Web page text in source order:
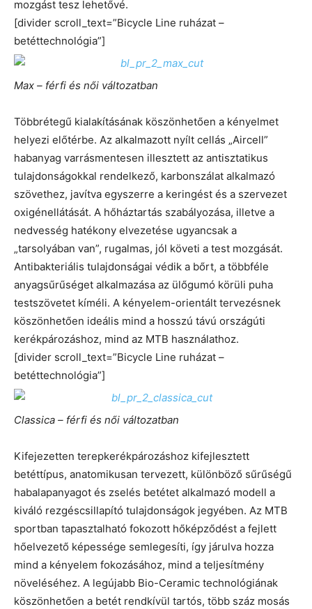
mozgást tesz lehetővé.
[divider scroll_text=”Bicycle Line ruházat –
betéttechnológia”]
Max – férfi és női változatban
Többrétegű kialakításának köszönhetően a kényelmet
helyezi előtérbe. Az alkalmazott nyílt cellás „Aircell”
habanyag varrásmentesen illesztett az antisztatikus
tulajdonságokkal rendelkező, karbonszálat alkalmazó
szövethez, javítva egyszerre a keringést és a szervezet
oxigénellátását. A hőháztartás szabályozása, illetve a
nedvesség hatékony elvezetése ugyancsak a
„tarsolyában van”, rugalmas, jól követi a test mozgását.
Antibakteriális tulajdonságai védik a bőrt, a többféle
anyagsűrűséget alkalmazása az ülőgumó körüli puha
testszövetet kíméli. A kényelem-orientált tervezésnek
köszönhetően ideális mind a hosszú távú országúti
kerékpározáshoz, mind az MTB használathoz.
[divider scroll_text=”Bicycle Line ruházat –
betéttechnológia”]
Classica – férfi és női változatban
Kifejezetten terepkerékpározáshoz kifejlesztett
betéttípus, anatomikusan tervezett, különböző sűrűségű
habalapanyagot és zselés betétet alkalmazó modell a
kiváló rezgéscsillapító tulajdonságok jegyében. Az MTB
sportban tapasztalható fokozott hőképződést a fejlett
hőelvezető képessége semlegesíti, így járulva hozza
mind a kényelem fokozásához, mind a teljesítmény
növeléséhez. A legújabb Bio-Ceramic technológiának
köszönhetően a betét rendkívül tartós, több száz mosás